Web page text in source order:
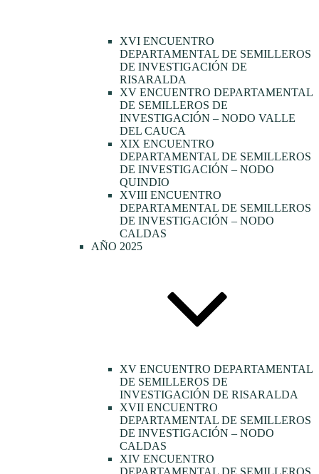
XVI ENCUENTRO
DEPARTAMENTAL DE SEMILLEROS
DE INVESTIGACIÓN DE
RISARALDA
XV ENCUENTRO DEPARTAMENTAL
DE SEMILLEROS DE
INVESTIGACIÓN – NODO VALLE
DEL CAUCA
XIX ENCUENTRO
DEPARTAMENTAL DE SEMILLEROS
DE INVESTIGACIÓN – NODO
QUINDIO
XVIII ENCUENTRO
DEPARTAMENTAL DE SEMILLEROS
DE INVESTIGACIÓN – NODO
CALDAS
AÑO 2025
XV ENCUENTRO DEPARTAMENTAL
DE SEMILLEROS DE
INVESTIGACIÓN DE RISARALDA
XVII ENCUENTRO
DEPARTAMENTAL DE SEMILLEROS
DE INVESTIGACIÓN – NODO
CALDAS
XIV ENCUENTRO
DEPARTAMENTAL DE SEMILLEROS